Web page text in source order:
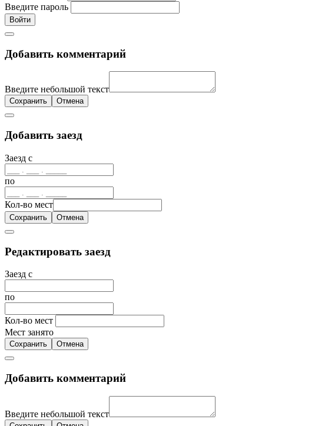
Введите пароль
Войти
Добавить комментарий
Введите небольшой текст
Сохранить Отмена
Добавить заезд
Заезд с
по
Кол-во мест
Сохранить Отмена
Редактировать заезд
Заезд с
по
Кол-во мест
Мест занято
Сохранить Отмена
Добавить комментарий
Введите небольшой текст